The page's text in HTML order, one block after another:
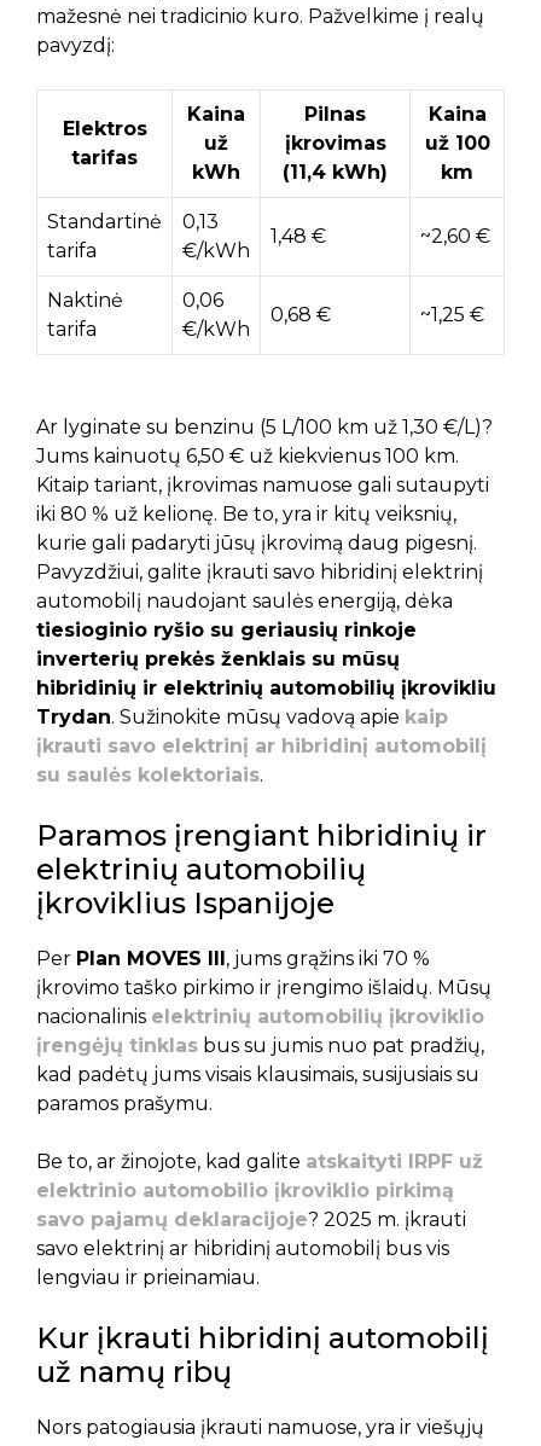
mažesnė nei tradicinio kuro. Pažvelkime į realų
pavyzdį:
Elektros
tarifas
Kaina
už
kWh
Pilnas
įkrovimas
(11,4 kWh)
Kaina
už 100
km
Standartinė
tarifa
0,13
€/kWh
1,48 € ~2,60 €
Naktinė
tarifa
0,06
€/kWh
0,68 € ~1,25 €
Ar lyginate su benzinu (5 L/100 km už 1,30 €/L)?
Jums kainuotų 6,50 € už kiekvienus 100 km.
Kitaip tariant, įkrovimas namuose gali sutaupyti
iki 80 % už kelionę. Be to, yra ir kitų veiksnių,
kurie gali padaryti jūsų įkrovimą daug pigesnį.
Pavyzdžiui, galite įkrauti savo hibridinį elektrinį
automobilį naudojant saulės energiją, dėka
tiesioginio ryšio su geriausių rinkoje
inverterių prekės ženklais su mūsų
hibridinių ir elektrinių automobilių įkrovikliu
Trydan. Sužinokite mūsų vadovą apie kaip
įkrauti savo elektrinį ar hibridinį automobilį
su saulės kolektoriais.
Paramos įrengiant hibridinių ir
elektrinių automobilių
įkroviklius Ispanijoje
Per Plan MOVES III, jums grąžins iki 70 %
įkrovimo taško pirkimo ir įrengimo išlaidų. Mūsų
nacionalinis elektrinių automobilių įkroviklio
įrengėjų tinklas bus su jumis nuo pat pradžių,
kad padėtų jums visais klausimais, susijusiais su
paramos prašymu.
Be to, ar žinojote, kad galite atskaityti IRPF už
elektrinio automobilio įkroviklio pirkimą
savo pajamų deklaracijoje? 2025 m. įkrauti
savo elektrinį ar hibridinį automobilį bus vis
lengviau ir prieinamiau.
Kur įkrauti hibridinį automobilį
už namų ribų
Nors patogiausia įkrauti namuose, yra ir viešųjų